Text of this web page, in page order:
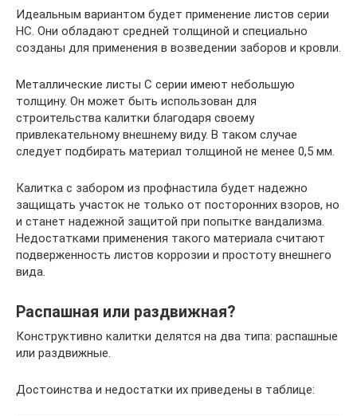
Идеальным вариантом будет применение листов серии
НС. Они обладают средней толщиной и специально
созданы для применения в возведении заборов и кровли.
Металлические листы С серии имеют небольшую
толщину. Он может быть использован для
строительства калитки благодаря своему
привлекательному внешнему виду. В таком случае
следует подбирать материал толщиной не менее 0,5 мм.
Калитка с забором из профнастила будет надежно
защищать участок не только от посторонних взоров, но
и станет надежной защитой при попытке вандализма.
Недостатками применения такого материала считают
подверженность листов коррозии и простоту внешнего
вида.
Распашная или раздвижная?
Конструктивно калитки делятся на два типа: распашные
или раздвижные.
Достоинства и недостатки их приведены в таблице: